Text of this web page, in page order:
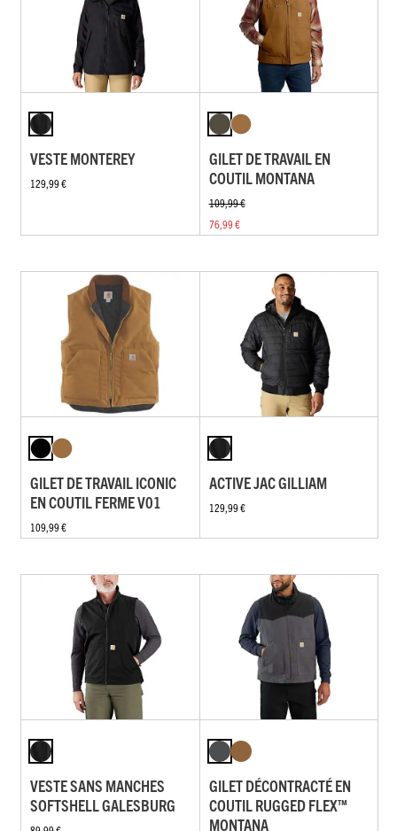
VESTE MONTEREY
129,99 €
GILET DE TRAVAIL EN
COUTIL MONTANA
109,99 €
76,99 €
GILET DE TRAVAIL ICONIC
EN COUTIL FERME V01
109,99 €
ACTIVE JAC GILLIAM
129,99 €
VESTE SANS MANCHES
SOFTSHELL GALESBURG
GILET DÉCONTRACTÉ EN
COUTIL RUGGED FLEX™
MONTANA